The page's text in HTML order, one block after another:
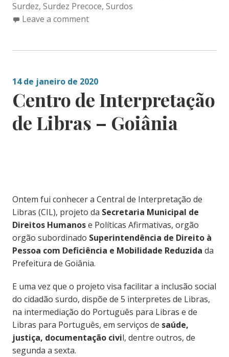
Surdez, Surdez Precoce, Surdos
Leave a comment
14 de janeiro de 2020
Centro de Interpretação
de Libras – Goiânia
Ontem fui conhecer a Central de Interpretação de
Libras (CIL), projeto da Secretaria Municipal de
Direitos Humanose Políticas Afirmativas, orgão
orgão subordinado Superintendência de Direito à
Pessoa com Deficiência e Mobilidade Reduzida da
Prefeitura de Goiânia.
E uma vez que o projeto visa facilitar a inclusão social
do cidadão surdo, dispõe de 5 interpretes de Libras,
na intermediação do Português para Libras e de
Libras para Português, em serviços de saúde,
justiça, documentação civil, dentre outros, de
segunda a sexta.